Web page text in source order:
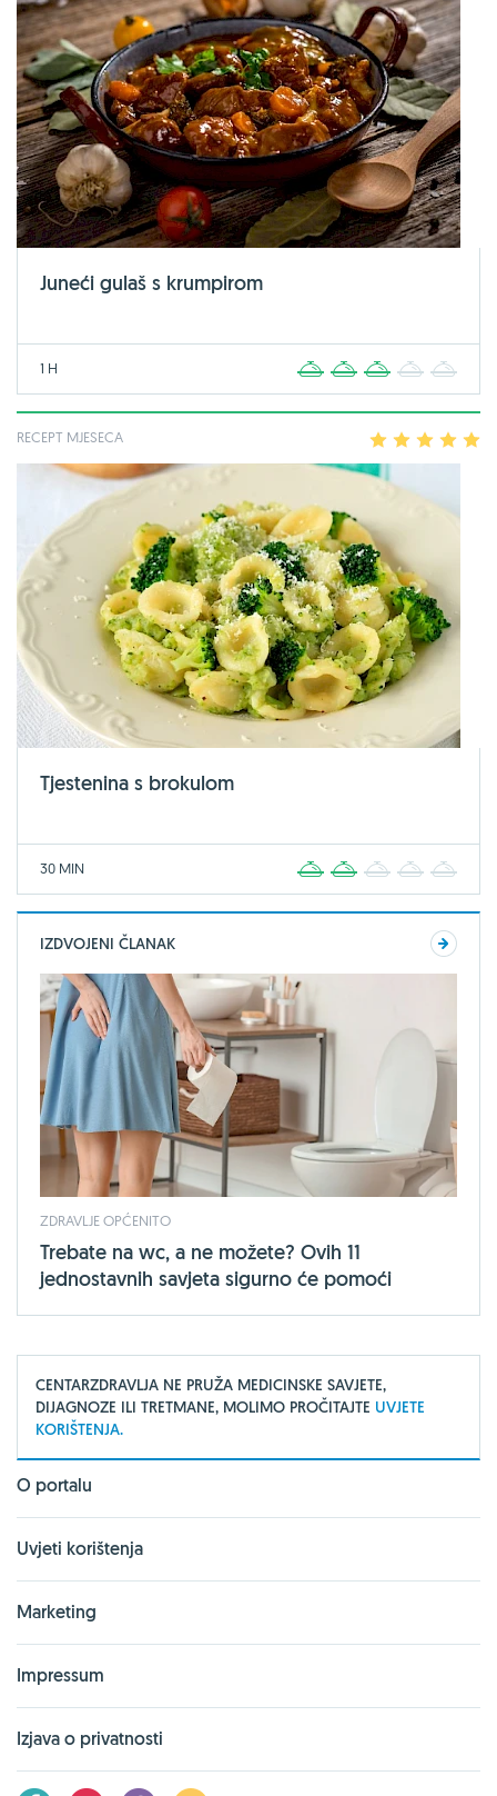
Juneći gulaš s krumpirom
1 H 2 3 4
RECEPT MJESECA 2 3 4
Tjestenina s brokulom
30 MIN 2 3 4
IZDVOJENI ČLANAK
ZDRAVLJE OPĆENITO
Trebate na wc, a ne možete? Ovih 11
jednostavnih savjeta sigurno će pomoći
CENTARZDRAVLJA NE PRUŽA MEDICINSKE SAVJETE,
DIJAGNOZE ILI TRETMANE, MOLIMO PROČITAJTE UVJETE
KORIŠTENJA.
O portalu
Uvjeti korištenja
Marketing
Impressum
Izjava o privatnosti